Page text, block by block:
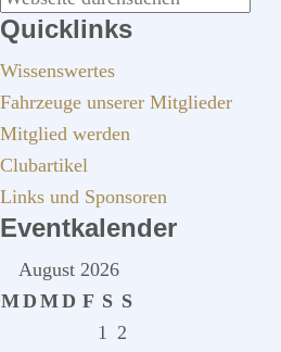
durchsuchen
Quicklinks
Wissenswertes
Fahrzeuge unserer Mitglieder
Mitglied werden
Clubartikel
Links und Sponsoren
Eventkalender
August 2026
MD MD F S S
1 2